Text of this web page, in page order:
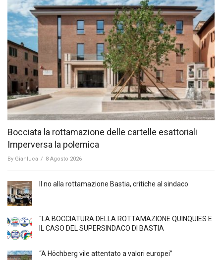
Bocciata la rottamazione delle cartelle esattoriali
Imperversa la polemica
By Gianluca / 8 Agosto 2026
Il no alla rottamazione Bastia, critiche al sindaco
“LA BOCCIATURA DELLA ROTTAMAZIONE QUINQUIES E
IL CASO DEL SUPERSINDACO DI BASTIA
“A Höchberg vile attentato a valori europei”